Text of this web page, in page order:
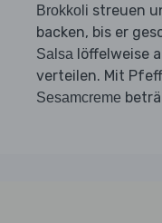
Brokkoli streuen
backen, bis er
Salsa löffelweise
verteilen. Mit
Sesamcreme